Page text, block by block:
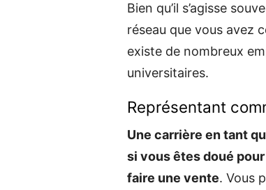
Bien qu’il s’agisse
réseau que vous avez
existe de nombreux
universitaires.
Représentant
Une carrière en tant
si vous êtes doué
faire une vente. Vous